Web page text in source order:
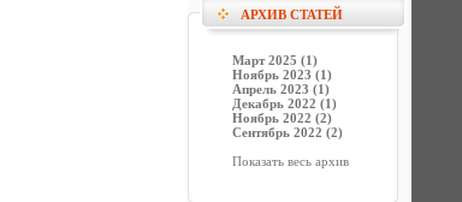
АРХИВ СТАТЕЙ
Март 2025 (1)
Ноябрь 2023 (1)
Апрель 2023 (1)
Декабрь 2022 (1)
Ноябрь 2022 (2)
Сентябрь 2022 (2)
Показать весь архив